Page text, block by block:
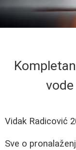
Vidak Radicović
Sve o